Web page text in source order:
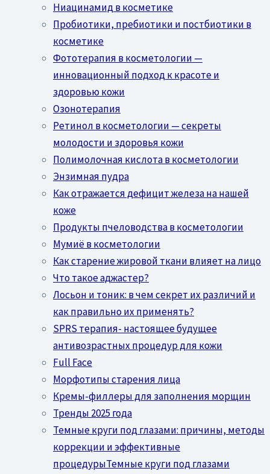
Ниацинамид в косметике
Пробиотики, пребиотики и постбиотики в
косметике
Фототерапия в косметологии —
инновационный подход к красоте и
здоровью кожи
Озонотерапия
Ретинол в косметологии — секреты
молодости и здоровья кожи
Полимолочная кислота в косметологии
Энзимная пудра
Как отражается дефицит железа на нашей
коже
Продукты пчеловодства в косметологии
Мумиё в косметологии
Как старение жировой ткани влияет на лицо
Что такое аджастер?
Лосьон и тоник: в чем секрет их различий и
как правильно их применять?
SPRS терапия- настоящее будущее
антивозрастных процедур для кожи
Full Face
Морфотипы старения лица
Кремы-филлеры для заполнения морщин
Тренды 2025 года
Темные круги под глазами: причины, методы
коррекции и эффективные
процедурыТемные круги под глазами